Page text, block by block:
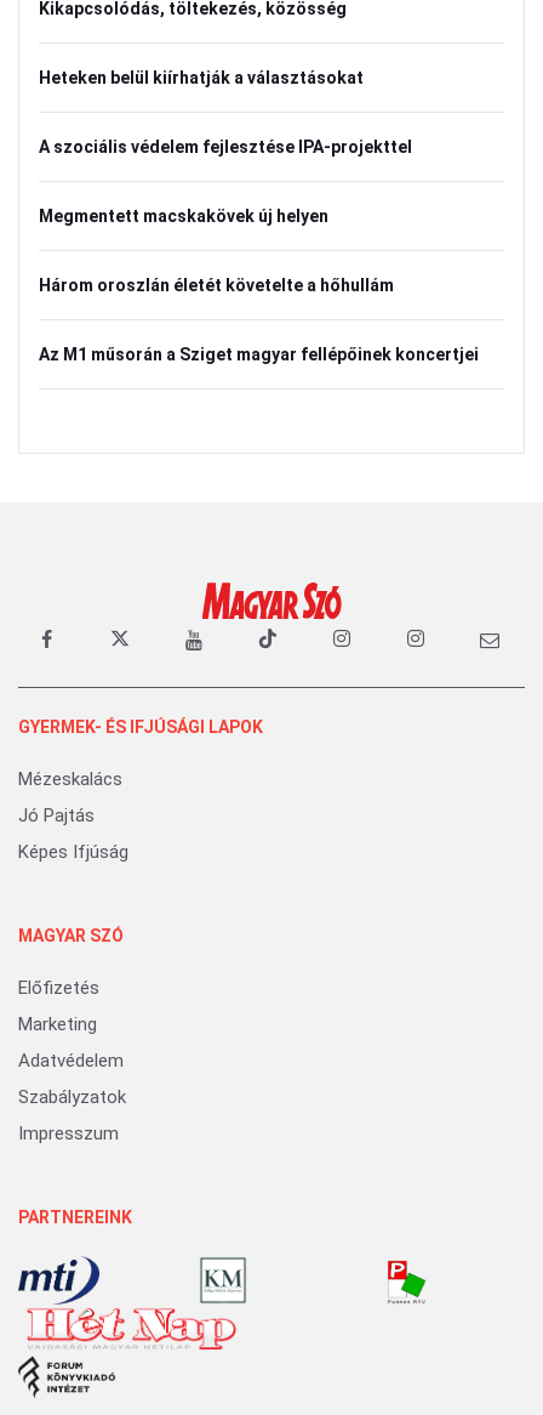
Kikapcsolódás, töltekezés, közösség
Heteken belül kiírhatják a választásokat
A szociális védelem fejlesztése IPA-projekttel
Megmentett macskakövek új helyen
Három oroszlán életét követelte a hőhullám
Az M1 műsorán a Sziget magyar fellépőinek koncertjei
GYERMEK- ÉS IFJÚSÁGI LAPOK
Mézeskalács
Jó Pajtás
Képes Ifjúság
MAGYAR SZÓ
Előfizetés
Marketing
Adatvédelem
Szabályzatok
Impresszum
PARTNEREINK